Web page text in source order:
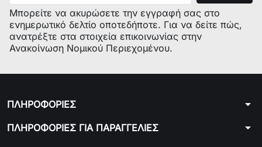
Μπορείτε να ακυρώσετε την εγγραφή σας στο
ενημερωτικό δελτίο οποτεδήποτε. Για να δείτε πώς,
ανατρέξτε στα στοιχεία επικοινωνίας στην
Ανακοίνωση Νομικού Περιεχομένου.
ΠΛΗΡΟΦΟΡΙΕΣ arrow_drop_down
ΠΛΗΡΟΦΟΡΙΕΣ ΓΙΑ ΠΑΡΑΓΓΕΛΙΕΣ arrow_drop_down